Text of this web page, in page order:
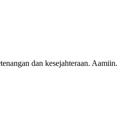
dan kesejahteraan. Aamiin.